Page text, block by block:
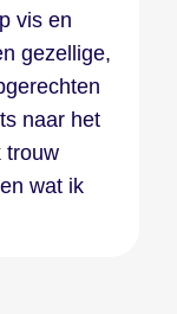
vis en
gezellige,
naar het
trouw
wat ik